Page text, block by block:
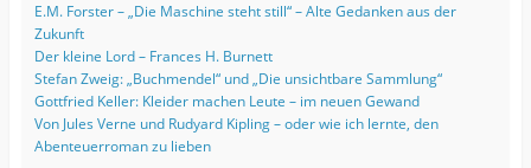
E.M. Forster – „Die Maschine steht still“ – Alte Gedanken aus der
Zukunft
Der kleine Lord – Frances H. Burnett
Stefan Zweig: „Buchmendel“ und „Die unsichtbare Sammlung“
Gottfried Keller: Kleider machen Leute – im neuen Gewand
Von Jules Verne und Rudyard Kipling – oder wie ich lernte, den
Abenteuerroman zu lieben